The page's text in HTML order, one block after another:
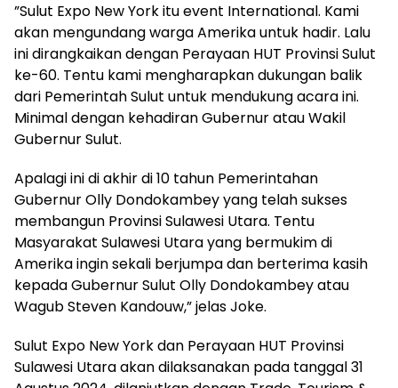
”Sulut Expo New York itu event International. Kami
akan mengundang warga Amerika untuk hadir. Lalu
ini dirangkaikan dengan Perayaan HUT Provinsi Sulut
ke-60. Tentu kami mengharapkan dukungan balik
dari Pemerintah Sulut untuk mendukung acara ini.
Minimal dengan kehadiran Gubernur atau Wakil
Gubernur Sulut.
Apalagi ini di akhir di 10 tahun Pemerintahan
Gubernur Olly Dondokambey yang telah sukses
membangun Provinsi Sulawesi Utara. Tentu
Masyarakat Sulawesi Utara yang bermukim di
Amerika ingin sekali berjumpa dan berterima kasih
kepada Gubernur Sulut Olly Dondokambey atau
Wagub Steven Kandouw,” jelas Joke.
Sulut Expo New York dan Perayaan HUT Provinsi
Sulawesi Utara akan dilaksanakan pada tanggal 31